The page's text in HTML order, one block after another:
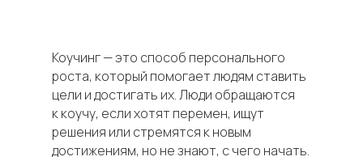
Коучинг — это способ персонального
роста, который помогает людям ставить
цели и достигать их. Люди обращаются
к коучу, если хотят перемен, ищут
решения или стремятся к новым
достижениям, но не знают, с чего начать.